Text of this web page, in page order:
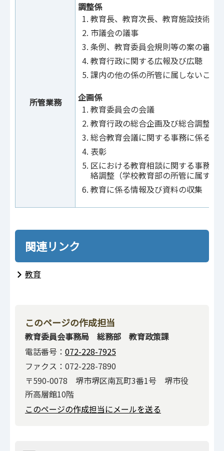
所管業務
調整係
教育長、教育次長、教育施設技術監
市議会の議事
条例、教育委員会規則等の案の審査
教育行政に関する広報及び広聴
課内の他の係の所管に属しないこと
企画係
教育委員会の会議
教育行政の総合企画及び総合調整
総合教育会議に関する事務に係る市
表彰
区における教育相談に関する事務に
絡調整（学校教育部の所管に属する
教育に係る情報及び資料の収集
関連リンク
教育
このページの作成担当
教育委員会事務局 総務部 教育政策課
電話番号： 072-228-7925
ファクス：072-228-7890
〒590-0078 堺市堺区南瓦町3番1号 堺市役
所高層館10階
このページの作成担当にメールを送る